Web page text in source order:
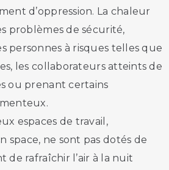
d’oppression. La chaleur
problèmes de sécurité,
personnes à risques telles que
les collaborateurs atteints de
ou prenant certains
espaces de travail,
space, ne sont pas dotés de
rafraîchir l’air à la nuit